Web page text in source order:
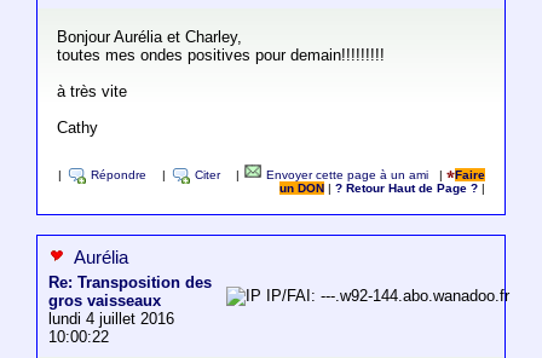
Bonjour Aurélia et Charley,
toutes mes ondes positives pour demain!!!!!!!!!
à très vite
Cathy
Répondre Citer Envoyer cette page à un ami |
Faire
un DON
|? Retour Haut de Page ?
Aurélia
Re: Transposition des
gros vaisseaux
lundi 4 juillet 2016
10:00:22
IP/FAI: ---.w92-144.abo.wanadoo.fr